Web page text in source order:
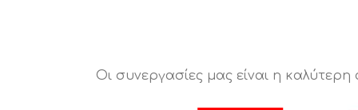
Οι συνεργασίες μας είναι η